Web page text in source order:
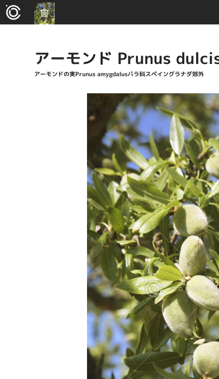
アーモンド Prunus
アーモンドの実Prunus amygdalusバラ科スペイングラナダ郊外